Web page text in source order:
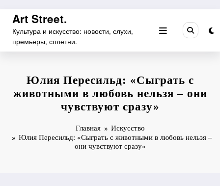
Перейти
содержимому
Art Street.
Культура и искусство: новости, слухи,
премьеры, сплетни.
Юлия Пересильд: «Сыграть с
животными в любовь нельзя – они
чувствуют сразу»
Главная
Искусство
Юлия Пересильд: «Сыграть с животными в любовь нельзя –
они чувствуют сразу»